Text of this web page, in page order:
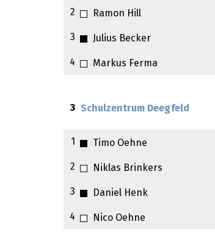
2 Ramon Hill
3 Julius Becker
4 Markus Ferma
3 Schulzentrum Deegfeld
1 Timo Oehne
2 Niklas Brinkers
3 Daniel Henk
4 Nico Oehne